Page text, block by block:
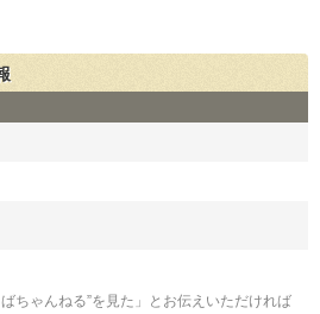
ちゃんねる”を見た」とお伝えいただければ